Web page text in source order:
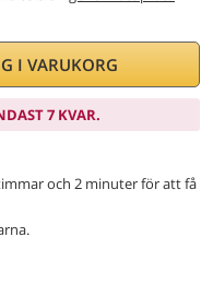
I VARUKORG
7 KVAR.
och 2 minuter för att få